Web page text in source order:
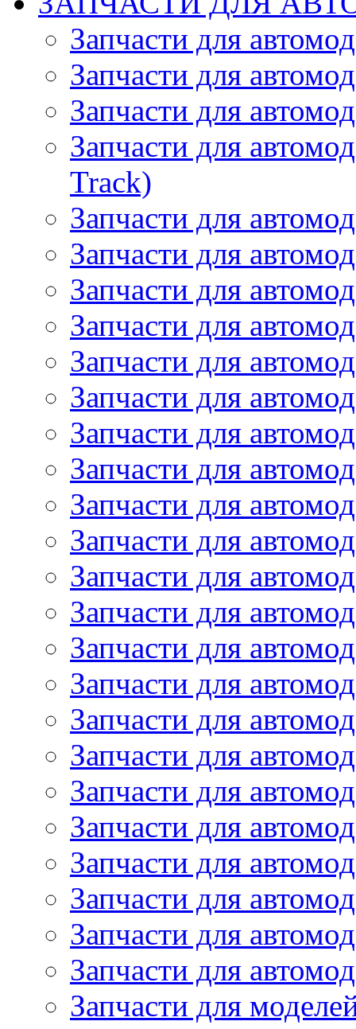
Запчасти для
Запчасти для
Запчасти для
Запчасти для
Track)
Запчасти для
Запчасти для
Запчасти для
Запчасти для
Запчасти для
Запчасти для
Запчасти для
Запчасти для
Запчасти для
Запчасти для
Запчасти для
Запчасти для
Запчасти для
Запчасти для
Запчасти для
Запчасти для
Запчасти для
Запчасти для
Запчасти для
Запчасти для
Запчасти для
Запчасти для
Запчасти для